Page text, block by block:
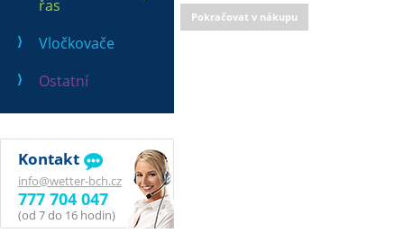
řas
Vločkovače
Ostatní
Kontakt
info@wetter-bch.cz
777 704 047
(od 7 do 16 hodin)
Pokračovat v nákupu